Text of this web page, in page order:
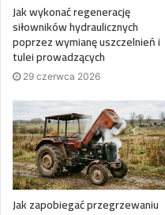
Jak wykonać regenerację
siłowników hydraulicznych
poprzez wymianę uszczelnień i
tulei prowadzących
29 czerwca 2026
Jak zapobiegać przegrzewaniu